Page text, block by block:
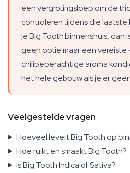
een vergrotingsloep om de
controleren tijdens die laatste
je Big Tooth binnenshuis, dan
geen optie maar een
chilipeperachtige aroma
het hele gebouw als je er
Veelgestelde vragen
Hoeveel levert Big Tooth op
Hoe ruikt en smaakt Big Tooth?
Is Big Tooth Indica of Sativa?